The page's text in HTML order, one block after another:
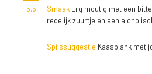
5,5 Smaak Erg moutig met een
redelijk zuurtje en een
Spijssuggestie Kaasplank met